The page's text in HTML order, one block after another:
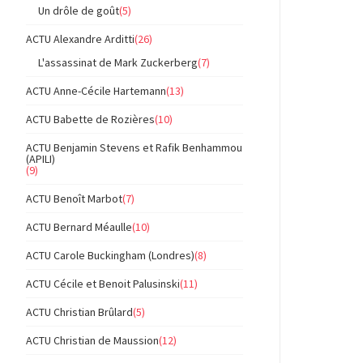
Un drôle de goût(5)
ACTU Alexandre Arditti(26)
L'assassinat de Mark Zuckerberg(7)
ACTU Anne-Cécile Hartemann(13)
ACTU Babette de Rozières(10)
ACTU Benjamin Stevens et Rafik Benhammou
(APILI)
(9)
ACTU Benoît Marbot(7)
ACTU Bernard Méaulle(10)
ACTU Carole Buckingham (Londres)(8)
ACTU Cécile et Benoit Palusinski(11)
ACTU Christian Brûlard(5)
ACTU Christian de Maussion(12)